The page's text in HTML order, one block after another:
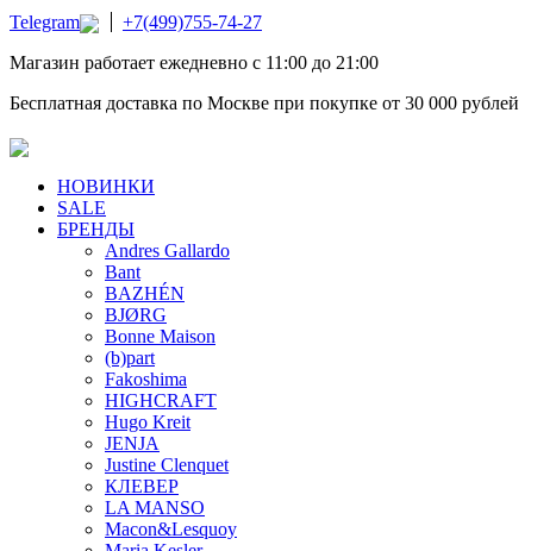
Telegram
+7(499)755-74-27
Магазин работает ежедневно с 11:00 до 21:00
Бесплатная доставка по Москве при покупке от 30 000 рублей
НОВИНКИ
SALE
БРЕНДЫ
Andres Gallardo
Bant
BAZHÉN
BJØRG
Bonne Maison
(b)part
Fakoshima
HIGHCRAFT
Hugo Kreit
JENJA
Justine Clenquet
КЛЕВЕР
LA MANSO
Macon&Lesquoy